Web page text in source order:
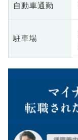
自動車通勤
駐車場